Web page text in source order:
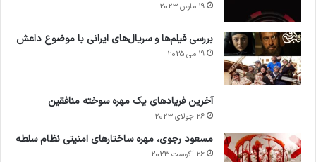
19 مارس 2023
بررسی فیلم‌ها و سریال‌های ایرانی با موضوع داعش
19 می 2025
آخرین فریادهای یک مهره سوخته منافقین
26 جولای 2023
مسعود رجوی، مهره ساختارهای امنیتی نظام سلطه
26 آگوست 2023